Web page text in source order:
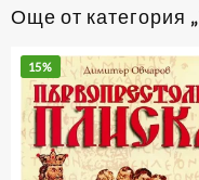
Още от категория
15%